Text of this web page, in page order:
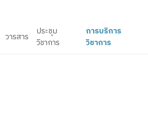
วารสาร
ประชุม
วิชาการ
การบริการ
วิชาการ